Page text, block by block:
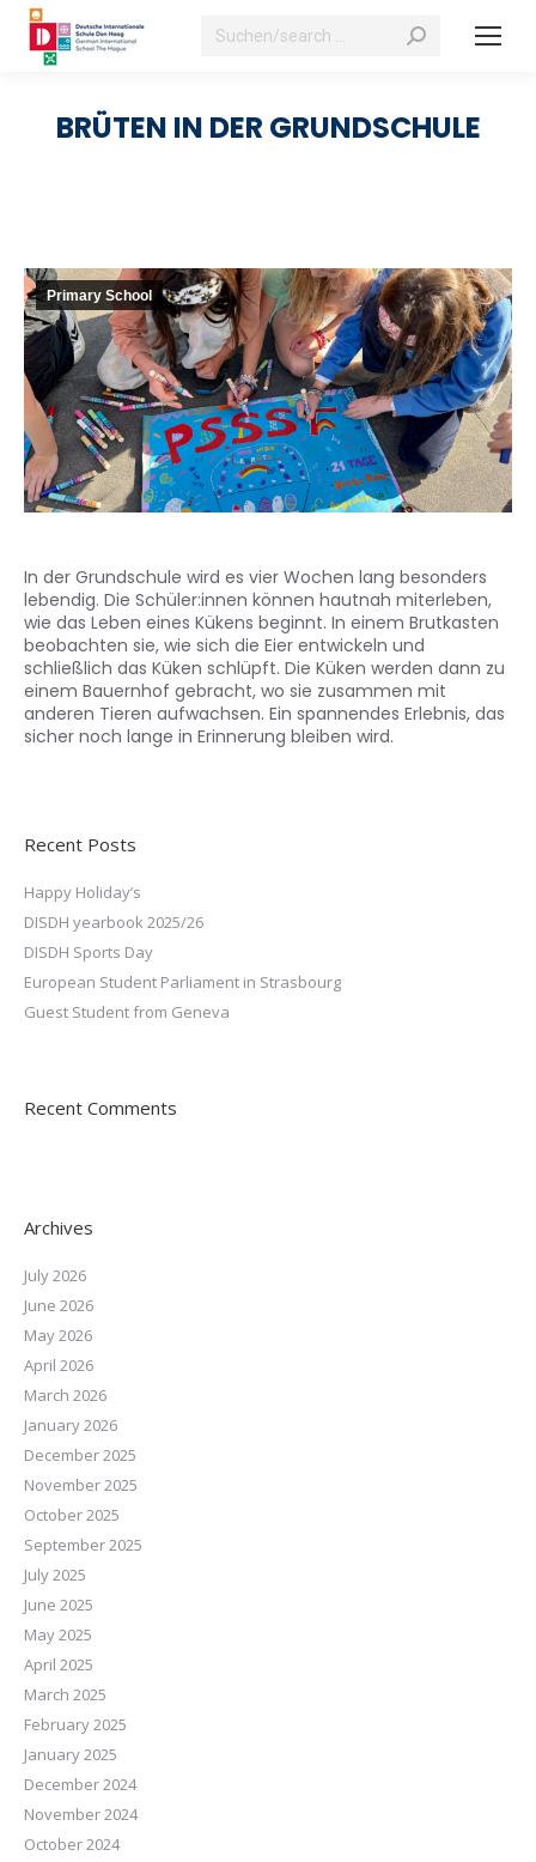
Search:
BRÜTEN IN DER GRUNDSCHULE
Primary School
In der Grundschule wird es vier Wochen lang besonders
lebendig. Die Schüler:innen können hautnah miterleben,
wie das Leben eines Kükens beginnt. In einem Brutkasten
beobachten sie, wie sich die Eier entwickeln und
schließlich das Küken schlüpft. Die Küken werden dann zu
einem Bauernhof gebracht, wo sie zusammen mit
anderen Tieren aufwachsen. Ein spannendes Erlebnis, das
sicher noch lange in Erinnerung bleiben wird.
Recent Posts
Happy Holiday’s
DISDH yearbook 2025/26
DISDH Sports Day
European Student Parliament in Strasbourg
Guest Student from Geneva
Recent Comments
Archives
July 2026
June 2026
May 2026
April 2026
March 2026
January 2026
December 2025
November 2025
October 2025
September 2025
July 2025
June 2025
May 2025
April 2025
March 2025
February 2025
January 2025
December 2024
November 2024
October 2024